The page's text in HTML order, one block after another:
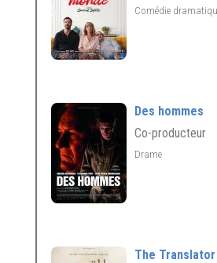
Comédie
Des hommes
Co-producteur
Drame
The Translator